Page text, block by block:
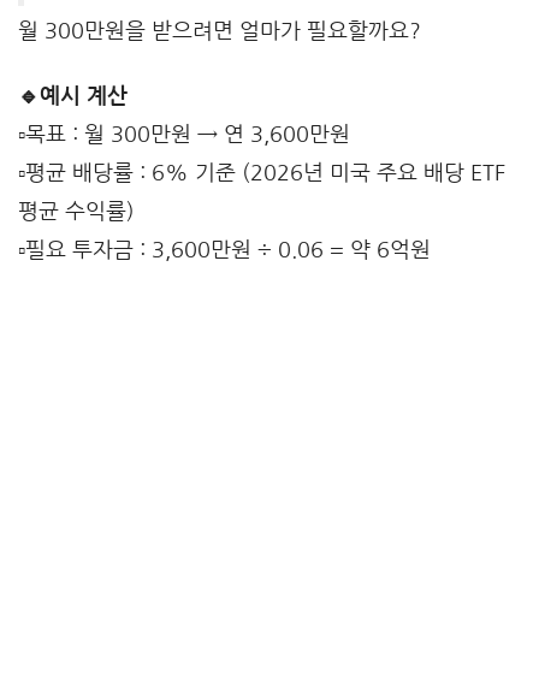
월 300만원을 받으려면 얼마가 필요할까요?
🔹예시 계산
▫️목표 : 월 300만원 → 연 3,600만원
▫️평균 배당률 : 6% 기준 (2026년 미국 주요 배당 ETF
평균 수익률)
▫️필요 투자금 : 3,600만원 ÷ 0.06 = 약 6억원